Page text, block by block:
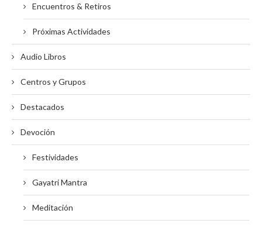
Encuentros & Retiros
Próximas Actividades
Audio Libros
Centros y Grupos
Destacados
Devoción
Festividades
Gayatri Mantra
Meditación